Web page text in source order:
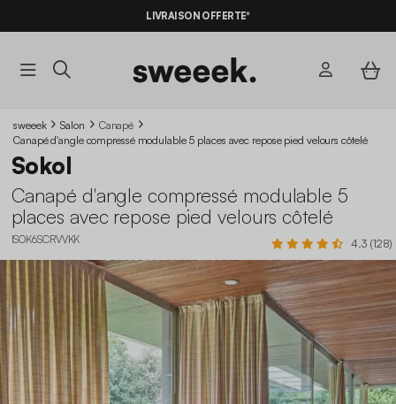
BONS PLANS* AVEC LECODE SUMMER10
LIVRAISON OFFERTE*
sweeek Salon
Canapé
Canapé d'angle compressé modulable 5 places avec repose pied velours côtelé
Sokol
Canapé d'angle compressé modulable 5
places avec repose pied velours côtelé
ISOK6SCRVVKK 4.3 (128)